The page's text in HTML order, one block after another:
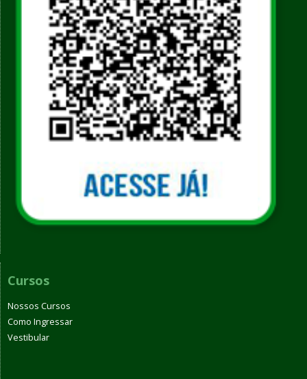
Cursos
Nossos Cursos
Como Ingressar
Vestibular